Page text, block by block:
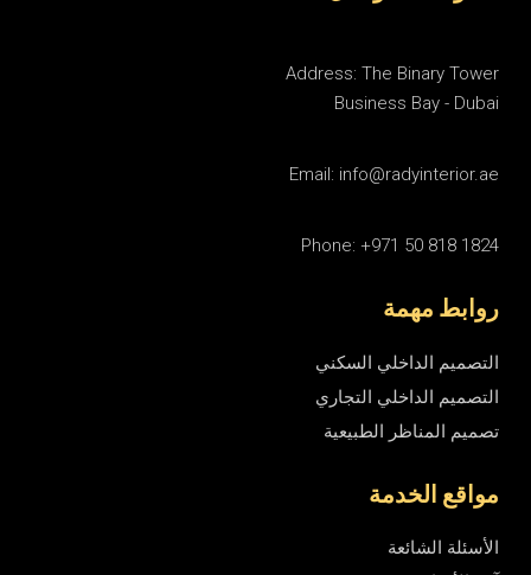
Address: The Binary Tower
Business Bay - Dubai
Email: info@radyinterior.ae
Phone: +971 50 818 1824
روابط مهمة
التصميم الداخلي السكني
التصميم الداخلي التجاري
تصميم المناظر الطبيعية
مواقع الخدمة
الأسئلة الشائعة